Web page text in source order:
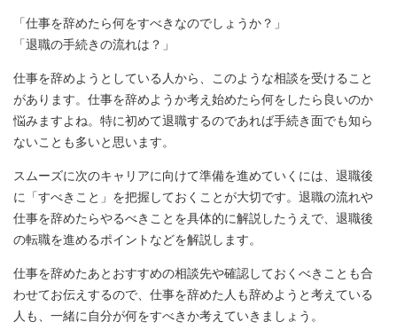
「仕事を辞めたら何をすべきなのでしょうか？」
「退職の手続きの流れは？」
仕事を辞めようとしている人から、このような相談を受けること
があります。仕事を辞めようか考え始めたら何をしたら良いのか
悩みますよね。特に初めて退職するのであれば手続き面でも知ら
ないことも多いと思います。
スムーズに次のキャリアに向けて準備を進めていくには、退職後
に「すべきこと」を把握しておくことが大切です。退職の流れや
仕事を辞めたらやるべきことを具体的に解説したうえで、退職後
の転職を進めるポイントなどを解説します。
仕事を辞めたあとおすすめの相談先や確認しておくべきことも合
わせてお伝えするので、仕事を辞めた人も辞めようと考えている
人も、一緒に自分が何をすべきか考えていきましょう。